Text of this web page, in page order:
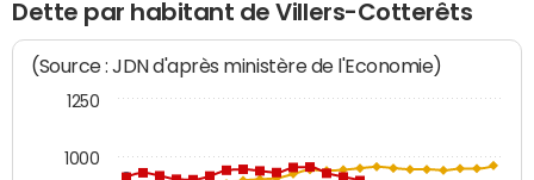
Dette par habitant de Villers-Cotterêts
(Source : JDN d'après ministère de l'Economie)
1000
1250